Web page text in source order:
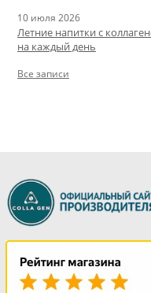
10 июля 2026
Летние напитки с
на каждый день
Все записи